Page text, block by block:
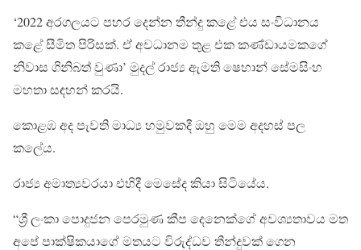
‘2022 අරගලයට පහර දෙන්න තීන්දු කළේ එය සංවිධානය
කළේ සීමිත පිරිසක්. ඒ අවධානම තුළ එක කණ්ඩායමකගේ
නිවාස ගිනිබත් වුණා’ මුදල් රාජ්‍ය ඇමති ෂෙහාන් සේමසිංහ
මහතා සඳහන් කරයි.
කොළඹ අද පැවති මාධ්‍ය හමුවකදී ඔහු මෙම අදහස් පල
කලේය.
රාජ්‍ය අමාත්‍යවරයා එහිදී මෙසේද කියා සිටියේය.
“ශ්‍රී ලංකා පොදුජන පෙරමුණ කීප දෙනෙක්ගේ අවශ්‍යතාවය මත
අපේ පාක්ෂිකයාගේ මතයට විරුද්ධව තීන්දුවක් ගෙන